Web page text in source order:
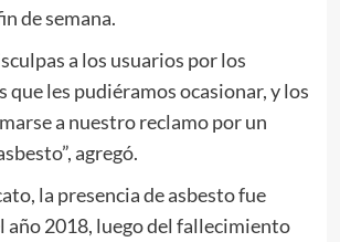
de semana.
a los usuarios por los
que les pudiéramos ocasionar, y los
a nuestro reclamo por un
agregó.
la presencia de asbesto fue
año 2018, luego del fallecimiento